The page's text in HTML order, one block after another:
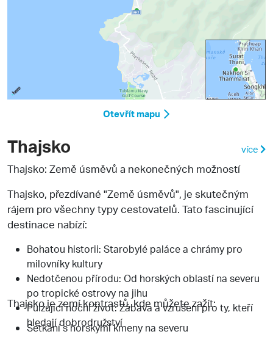
Otevřít mapu
Thajsko více
Thajsko: Země úsměvů a nekonečných možností
Thajsko, přezdívané "Země úsměvů", je skutečným
rájem pro všechny typy cestovatelů. Tato fascinující
destinace nabízí:
Bohatou historii: Starobylé paláce a chrámy pro
milovníky kultury
Nedotčenou přírodu: Od horských oblastí na severu
po tropické ostrovy na jihu
Pulzující noční život: Zábava a vzrušení pro ty, kteří
hledají dobrodružství
Thajsko je zemí kontrastů, kde můžete zažít:
Setkání s horskými kmeny na severu